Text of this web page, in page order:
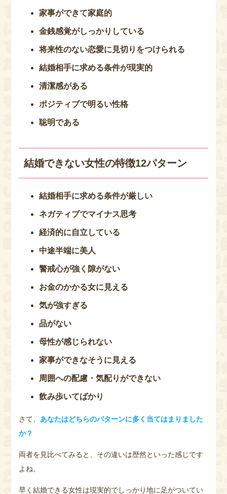
家事ができて家庭的
金銭感覚がしっかりしている
将来性のない恋愛に見切りをつけられる
結婚相手に求める条件が現実的
清潔感がある
ポジティブで明るい性格
聡明である
結婚できない女性の特徴12パターン
結婚相手に求める条件が厳しい
ネガティブでマイナス思考
経済的に自立している
中途半端に美人
警戒心が強く隙がない
お金のかかる女に見える
気が強すぎる
品がない
母性が感じられない
家事ができなそうに見える
周囲への配慮・気配りができない
飲み歩いてばかり
さて、あなたはどちらのパターンに多く当てはまりました
か？
両者を見比べてみると、その違いは歴然といった感じです
よね。
早く結婚できる女性は現実的でしっかり地に足がついてい